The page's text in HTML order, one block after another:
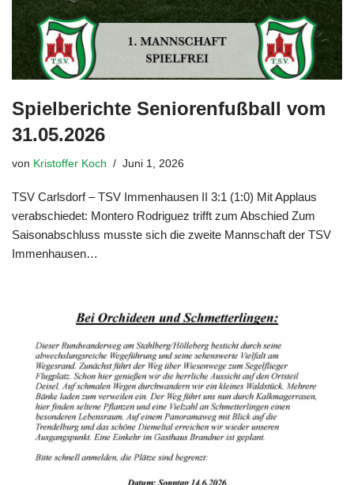
Spielberichte Seniorenfußball vom
31.05.2026
von Kristoffer Koch Juni 1, 2026
TSV Carlsdorf – TSV Immenhausen II 3:1 (1:0) Mit Applaus
verabschiedet: Montero Rodriguez trifft zum Abschied Zum
Saisonabschluss musste sich die zweite Mannschaft der TSV
Immenhausen…